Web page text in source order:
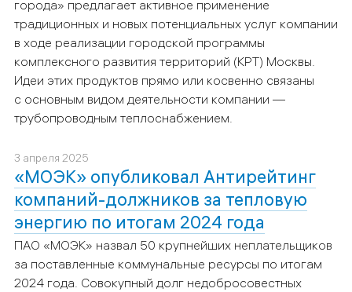
города» предлагает активное применение
традиционных и новых потенциальных услуг компании
в ходе реализации городской программы
комплексного развития территорий (КРТ) Москвы.
Идеи этих продуктов прямо или косвенно связаны
с основным видом деятельности компании —
трубопроводным теплоснабжением.
3 апреля 2025
«МОЭК» опубликовал Антирейтинг
компаний-должников за тепловую
энергию по итогам 2024 года
ПАО «МОЭК» назвал 50 крупнейших неплательщиков
за поставленные коммунальные ресурсы по итогам
2024 года. Совокупный долг недобросовестных